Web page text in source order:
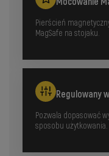
Pierścień
MagSafe na stojaku.
Regulowany
Pozwala dopasować
sposobu użytkowania.